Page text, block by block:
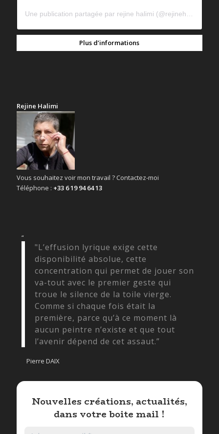
Plus d’informations
Rejine Halimi
Vous souhaitez voir mon travail ? Contactez-moi
Téléphone : +33 6 19 94 64 13
“
"L’effusion lyrique exige cette
disponibilité absolue, cette
concentration qui permet de jouer son
va-tout avec le premier geste qui
troue le silence de la toile vierge.
Comme si chaque fois était la
première, parce qu’à ce moment là
aucun peintre n’existe et que tout
l’avenir dépend de cet assaut.”
Pierre DAIX
Nouvelles créations, actualités,
dans votre boite mail !